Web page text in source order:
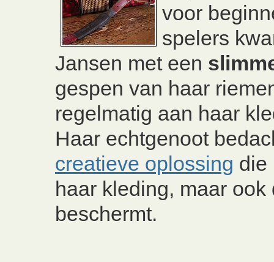
voor
spelers
Jansen met een
gespen van haar
regelmatig aan haar
Haar echtgenoot
creatieve oplossing die
haar kleding, maar ook
beschermt.